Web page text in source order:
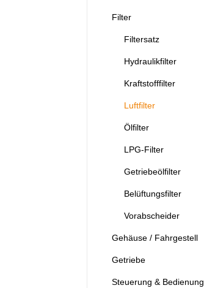
Filter
Filtersatz
Hydraulikfilter
Kraftstofffilter
Luftfilter
Ölfilter
LPG-Filter
Getriebeölfilter
Belüftungsfilter
Vorabscheider
Gehäuse / Fahrgestell
Getriebe
Steuerung & Bedienung